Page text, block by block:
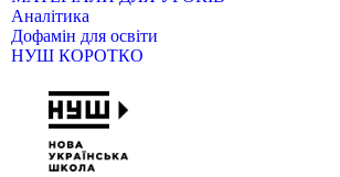
Аналітика
Дофамін для освіти
НУШ КОРОТКО